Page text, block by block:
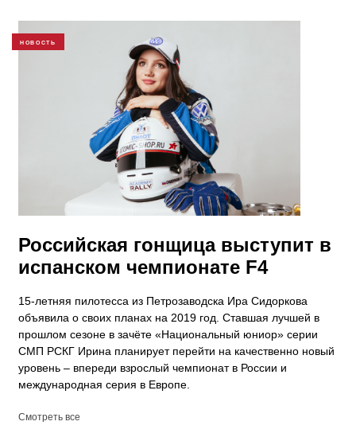
НОВОСТЬ
Российская гонщица выступит в
испанском чемпионате F4
15-летняя пилотесса из Петрозаводска Ира Сидоркова
объявила о своих планах на 2019 год. Ставшая лучшей в
прошлом сезоне в зачёте «Национальный юниор» серии
СМП РСКГ Ирина планирует перейти на качественно новый
уровень – впереди взрослый чемпионат в России и
международная серия в Европе.
Смотреть все